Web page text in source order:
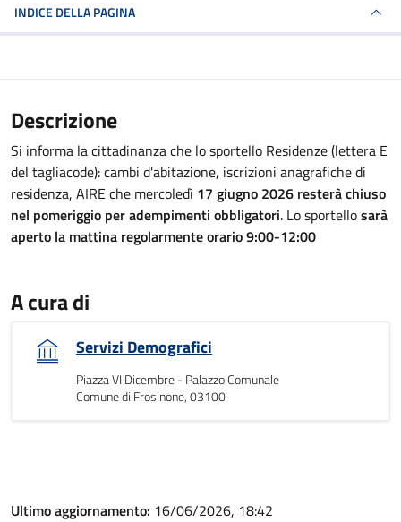
INDICE DELLA PAGINA
Descrizione
Si informa la cittadinanza che lo sportello Residenze (lettera E
del tagliacode): cambi d'abitazione, iscrizioni anagrafiche di
residenza, AIRE che mercoledì 17 giugno 2026 resterà chiuso
nel pomeriggio per adempimenti obbligatori. Lo sportellosarà
aperto la mattina regolarmente orario 9:00-12:00
A cura di
Servizi Demografici
Piazza VI Dicembre - Palazzo Comunale
Comune di Frosinone, 03100
Ultimo aggiornamento: 16/06/2026, 18:42